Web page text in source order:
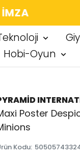
Hobi-Oyun
Poster
Kodu: